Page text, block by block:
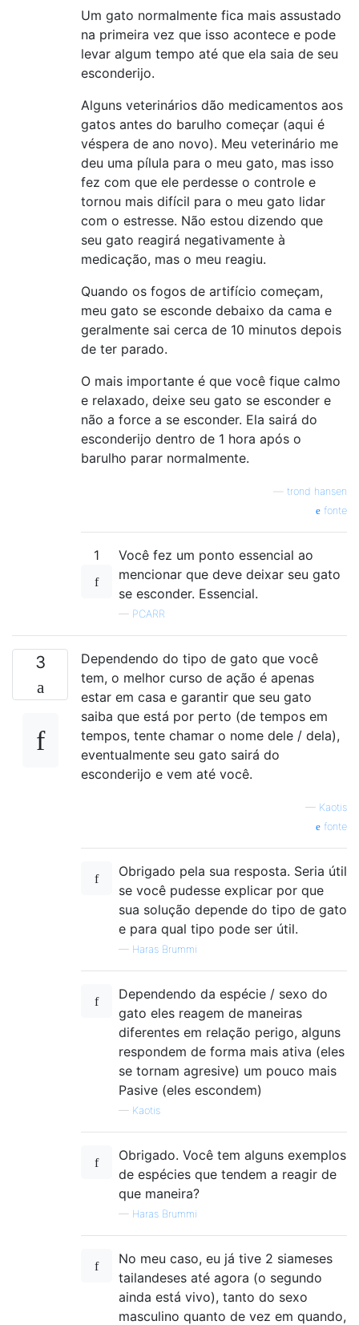
Um gato normalmente fica mais assustado
na primeira vez que isso acontece e pode
levar algum tempo até que ela saia de seu
esconderijo.
Alguns veterinários dão medicamentos aos
gatos antes do barulho começar (aqui é
véspera de ano novo). Meu veterinário me
deu uma pílula para o meu gato, mas isso
fez com que ele perdesse o controle e
tornou mais difícil para o meu gato lidar
com o estresse. Não estou dizendo que
seu gato reagirá negativamente à
medicação, mas o meu reagiu.
Quando os fogos de artifício começam,
meu gato se esconde debaixo da cama e
geralmente sai cerca de 10 minutos depois
de ter parado.
O mais importante é que você fique calmo
e relaxado, deixe seu gato se esconder e
não a force a se esconder. Ela sairá do
esconderijo dentro de 1 hora após o
barulho parar normalmente.
trond hansen
fonte
1
Você fez um ponto essencial ao
mencionar que deve deixar seu gato
se esconder. Essencial.
— PCARR
3
Dependendo do tipo de gato que você
tem, o melhor curso de ação é apenas
estar em casa e garantir que seu gato
saiba que está por perto (de tempos em
tempos, tente chamar o nome dele / dela),
eventualmente seu gato sairá do
esconderijo e vem até você.
— Kaotis
fonte
Obrigado pela sua resposta. Seria útil
se você pudesse explicar por que
sua solução depende do tipo de gato
e para qual tipo pode ser útil.
— Haras Brummi
Dependendo da espécie / sexo do
gato eles reagem de maneiras
diferentes em relação perigo, alguns
respondem de forma mais ativa (eles
se tornam agresive) um pouco mais
Pasive (eles escondem)
— Kaotis
Obrigado. Você tem alguns exemplos
de espécies que tendem a reagir de
que maneira?
— Haras Brummi
No meu caso, eu já tive 2 siameses
tailandeses até agora (o segundo
ainda está vivo), tanto do sexo
masculino quanto de vez em quando,